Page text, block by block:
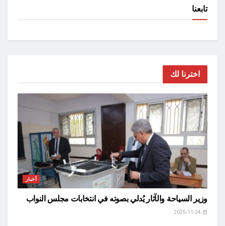
تابعنا
اخترنا لك
أخبار
وزير السياحة والآثار يُدلي بصوته في انتخابات مجلس النواب